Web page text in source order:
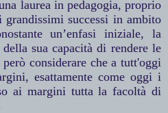
laurea in pedagogia, proprio
successi in ambito
un’enfasi iniziale, la
sua capacità di rendere le
considerare che a tutt'oggi
esattamente come oggi i
ai margini tutta la facoltà di